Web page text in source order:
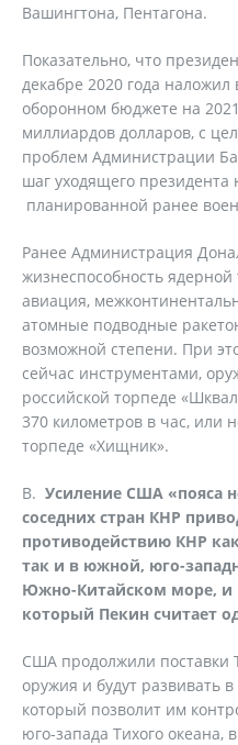
Вашингтона, Пентагона.
Показательно, что
декабре 2020 года наложил
оборонном бюджете на
миллиардов долларов, с
проблем Администрации
шаг уходящего президента
планированной ранее
Ранее Администрация
жизнеспособность ядерной
авиация,
атомные подводные
возможной степени. При
сейчас инструментами,
российской торпеде
370 километров в час, или
торпеде «Хищник».
В. Усиление США «пояса
соседних стран КНР
противодействию КНР
так и в южной, юго-
Южно-Китайском море, и
который Пекин считает
США продолжили поставки
оружия и будут развивать
который позволит им
юго-запада Тихого океана,